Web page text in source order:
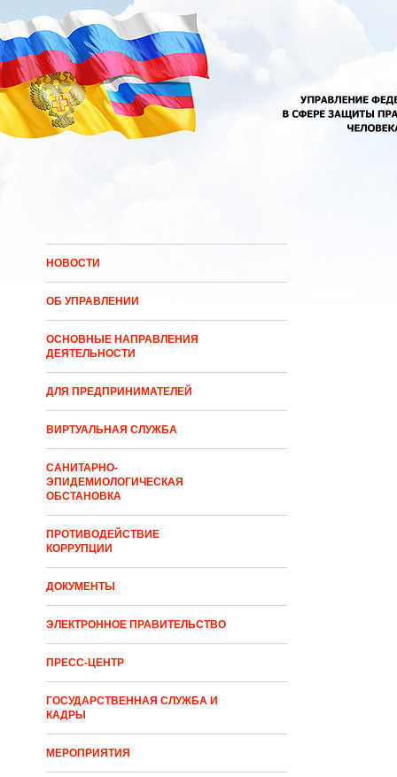
Перейти к основному содержанию
НОВОСТИ
ОБ УПРАВЛЕНИИ
ОСНОВНЫЕ НАПРАВЛЕНИЯ
ДЕЯТЕЛЬНОСТИ
ДЛЯ ПРЕДПРИНИМАТЕЛЕЙ
ВИРТУАЛЬНАЯ СЛУЖБА
САНИТАРНО-
ЭПИДЕМИОЛОГИЧЕСКАЯ
ОБСТАНОВКА
ПРОТИВОДЕЙСТВИЕ
КОРРУПЦИИ
ДОКУМЕНТЫ
ЭЛЕКТРОННОЕ ПРАВИТЕЛЬСТВО
ПРЕСС-ЦЕНТР
ГОСУДАРСТВЕННАЯ СЛУЖБА И
КАДРЫ
МЕРОПРИЯТИЯ